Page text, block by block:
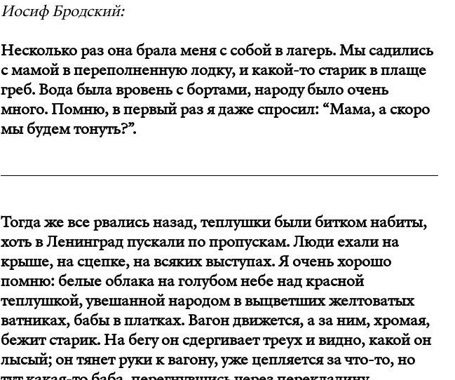
Иосиф Бродский:
Несколько раз она брала меня с собой в лагерь. Мы садились
с мамой в переполненную лодку, и какой-то старик в плаще
греб. Вода была вровень с бортами, народу было очень
много. Помню, в первый раз я даже спросил: “Мама, а скоро
мы будем тонуть?”.
Тогда же все рвались назад, теплушки были битком набиты,
хоть в Ленинград пускали по пропускам. Люди ехали на
крыше, на сцепке, на всяких выступах. Я очень хорошо
помню: белые облака на голубом небе над красной
теплушкой, увешанной народом в выцветших желтоватых
ватниках, бабы в платках. Вагон движется, а за ним, хромая,
бежит старик. На бегу он сдергивает треух и видно, какой он
лысый; он тянет руки к вагону, уже цепляется за что-то, но